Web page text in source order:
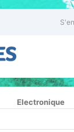
Electronique